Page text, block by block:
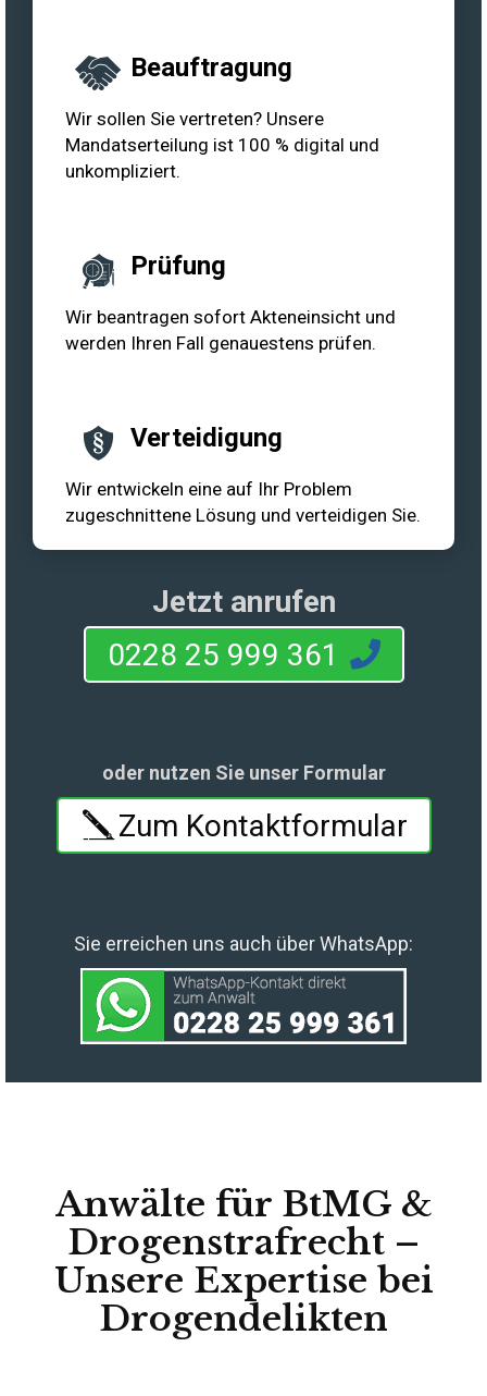
Beauftragung
Wir sollen Sie vertreten? Unsere
Mandatserteilung ist 100 % digital und
unkompliziert.
Prüfung
Wir beantragen sofort Akteneinsicht und
werden Ihren Fall genauestens prüfen.
Verteidigung
Wir entwickeln eine auf Ihr Problem
zugeschnittene Lösung und verteidigen Sie.
Jetzt anrufen
0228 25 999 361
oder nutzen Sie unser Formular
Zum Kontaktformular
Sie erreichen uns auch über WhatsApp:
Anwälte für BtMG &
Drogenstrafrecht –
Unsere Expertise bei
Drogendelikten